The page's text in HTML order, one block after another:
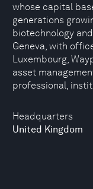
Headquarters
United Kingdom
whose capital
generations
biotechnology
Geneva, with
Luxembourg,
asset
professional,